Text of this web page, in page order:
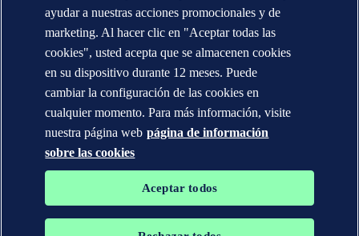
Declaración de privacidad
Términos de uso
Copyright © DNV AS 2025
Información de las cookies
ayudar a nuestras acciones promocionales y de
marketing. Al hacer clic en "Aceptar todas las
cookies", usted acepta que se almacenen cookies
en su dispositivo durante 12 meses. Puede
cambiar la configuración de las cookies en
cualquier momento. Para más información, visite
nuestra página web página de información
sobre las cookies
Aceptar todos